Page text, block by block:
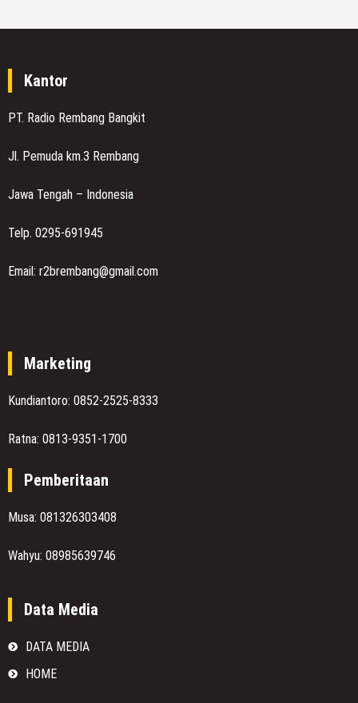
Kantor
PT. Radio Rembang Bangkit
Jl. Pemuda km.3 Rembang
Jawa Tengah – Indonesia
Telp. 0295-691945
Email: r2brembang@gmail.com
Marketing
Kundiantoro: 0852-2525-8333
Ratna: 0813-9351-1700
Pemberitaan
Musa: 081326303408
Wahyu: 08985639746
Data Media
DATA MEDIA
HOME